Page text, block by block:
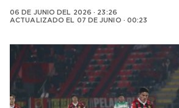
06 DE JUNIO DEL 2026 · 23:26
ACTUALIZADO EL 07 DE JUNIO · 00:23